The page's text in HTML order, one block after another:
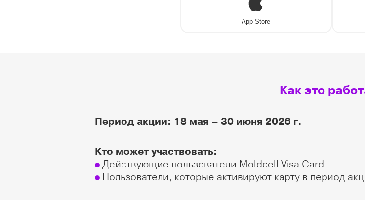
App Store
Как это
Период акции: 18 мая – 30 июня 2026 г.
Кто может участвовать:
Действующие пользователи Moldcell Visa Card
Пользователи, которые активируют карту в период